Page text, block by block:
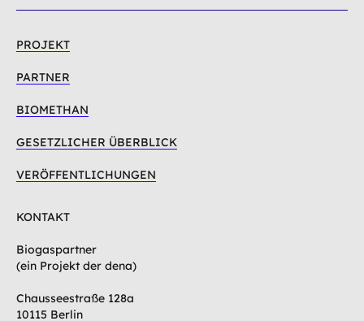
PROJEKT
PARTNER
BIOMETHAN
GESETZLICHER ÜBERBLICK
VERÖFFENTLICHUNGEN
KONTAKT
Biogaspartner
(ein Projekt der dena)
Chausseestraße 128a
10115 Berlin